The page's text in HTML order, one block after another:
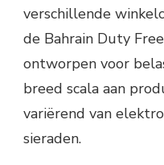
verschillende
de Bahrain Duty
ontworpen voor
breed scala aan
variërend van
sieraden.